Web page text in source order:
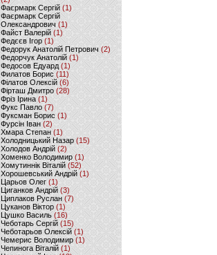
Фаєрмарк Сергій(1)
Фаєрмарк Сергій
Олександрович (1)
Файст Валерій(1)
Федєєв Ігор (1)
Федорук Анатолій Петрович (2)
Федорчук Анатолій (1)
Федосов Едуард (1)
Филатов Борис (11)
Філатов Олексій (6)
Фірташ Дмитро (28)
Фріз Ірина (1)
Фукс Павло (7)
Фуксман Борис (1)
Фурсін Іван (2)
Хмара Степан(1)
Холодницький Назар(15)
Холодов Андрій (2)
Хоменко Володимир (1)
Хомутиннік Віталій (52)
Хорошевський Андрій (1)
Царьов Олег (1)
Циганков Андрій (3)
Циплаков Руслан(7)
Цуканов Віктор (1)
Цушко Василь (16)
Чеботарь Сергій (15)
Чеботарьов Олексій (1)
Чемерис Володимир (1)
Чепинога Віталій (1)